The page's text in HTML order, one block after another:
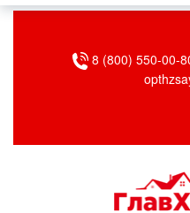
ВЕНТИЛЯЦИЯ
ДАЧА, САД И ОГОРОД
8 (800) 550-00-